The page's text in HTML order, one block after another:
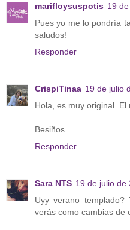
marifloysuspotis 19
Pues yo me lo pondría
saludos!
Responder
CrispiTinaa 19 de julio
Hola, es muy original. El
Besiños
Responder
Sara NTS 19 de julio de
Uyy verano
verás como cambias de